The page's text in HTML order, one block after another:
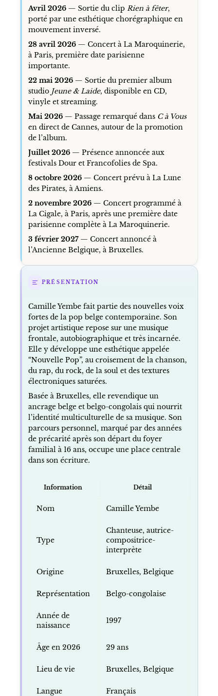
Avril 2026— Sortie du clip Rien à fêter,
porté par une esthétique chorégraphique en
mouvement inversé.
28 avril 2026— Concert à La Maroquinerie,
à Paris, première date parisienne
importante.
22 mai 2026— Sortie du premier album
studio Jeune & Laide, disponible en CD,
vinyle et streaming.
Mai 2026— Passage remarqué dans C à Vous
en direct de Cannes, autour de la promotion
de l’album.
Juillet 2026— Présence annoncée aux
festivals Dour et Francofolies de Spa.
8 octobre 2026— Concert prévu à La Lune
des Pirates, à Amiens.
2 novembre 2026— Concert programmé à
La Cigale, à Paris, après une première date
parisienne complète à La Maroquinerie.
3 février 2027— Concert annoncé à
l’Ancienne Belgique, à Bruxelles.
PRÉSENTATION
Camille Yembe fait partie des nouvelles voix
fortes de la pop belge contemporaine. Son
projet artistique repose sur une musique
frontale, autobiographique et très incarnée.
Elle y développe une esthétique appelée
“Nouvelle Pop”, au croisement de la chanson,
du rap, du rock, de la soul et des textures
électroniques saturées.
Basée à Bruxelles, elle revendique un
ancrage belge et belgo-congolais qui nourrit
l’identité multiculturelle de sa musique. Son
parcours personnel, marqué par des années
de précarité après son départ du foyer
familial à 16 ans, occupe une place centrale
dans son écriture.
Information Détail
Nom Camille Yembe
Type
Chanteuse, autrice-
compositrice-
interprète
Origine Bruxelles, Belgique
Représentation Belgo-congolaise
Année de
naissance
1997
Âge en 2026 29 ans
Lieu de vie Bruxelles, Belgique
Langue Français